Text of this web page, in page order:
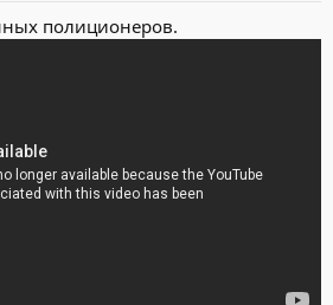
полиционеров.